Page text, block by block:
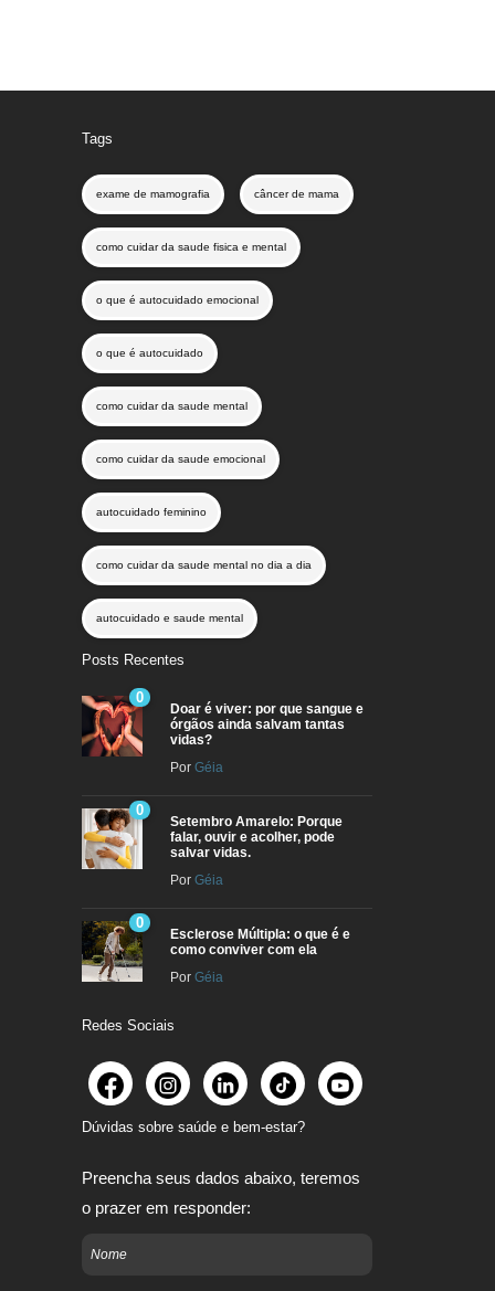
Tags
exame de mamografia câncer de mama
como cuidar da saude fisica e mental
o que é autocuidado emocional
o que é autocuidado
como cuidar da saude mental
como cuidar da saude emocional
autocuidado feminino
como cuidar da saude mental no dia a dia
autocuidado e saude mental
Posts Recentes
0
Doar é viver: por que sangue e
órgãos ainda salvam tantas
vidas?
Por Géia
0
Setembro Amarelo: Porque
falar, ouvir e acolher, pode
salvar vidas.
Por Géia
0
Esclerose Múltipla: o que é e
como conviver com ela
Por Géia
Redes Sociais
Dúvidas sobre saúde e bem-estar?
Preencha seus dados abaixo, teremos
o prazer em responder: